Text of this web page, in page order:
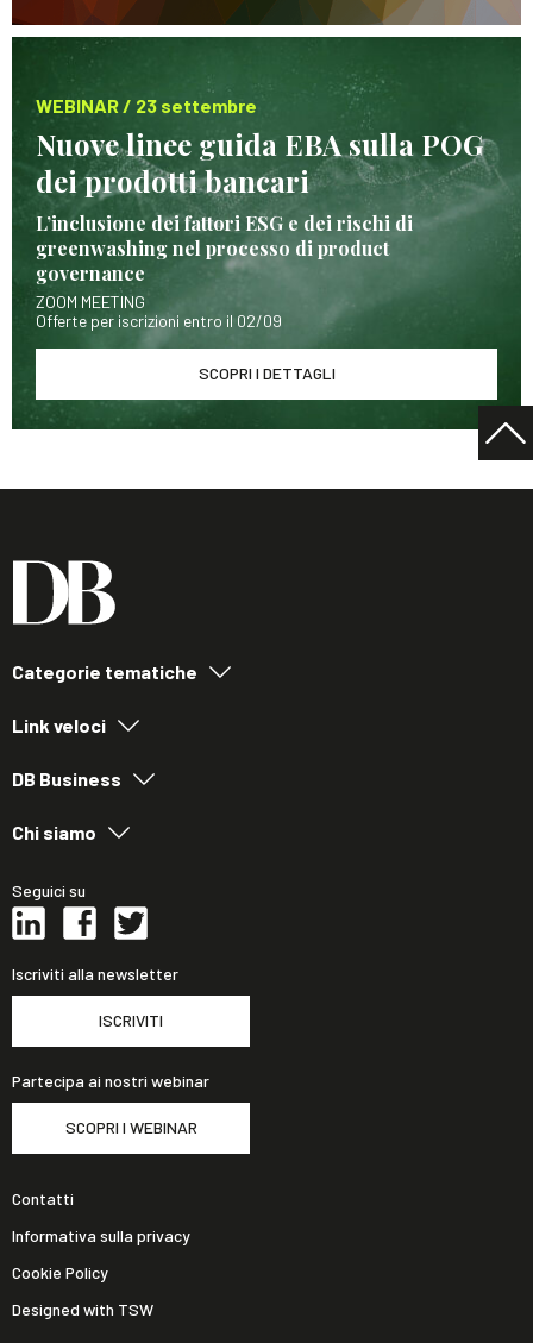
WEBINAR / 23 settembre
Nuove linee guida EBA sulla POG
dei prodotti bancari
L’inclusione dei fattori ESG e dei rischi di
greenwashing nel processo di product
governance
ZOOM MEETING
Offerte per iscrizioni entro il 02/09
SCOPRI I DETTAGLI
Categorie tematiche
Link veloci
DB Business
Chi siamo
Seguici su
Iscriviti alla newsletter
ISCRIVITI
Partecipa ai nostri webinar
SCOPRI I WEBINAR
Contatti
Informativa sulla privacy
Cookie Policy
Designed with TSW